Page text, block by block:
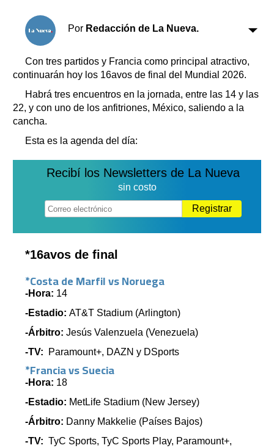
Por Redacción de La Nueva.
Con tres partidos y Francia como principal atractivo,
continuarán hoy los 16avos de final del Mundial 2026.
Habrá tres encuentros en la jornada, entre las 14 y las
22, y con uno de los anfitriones, México, saliendo a la
cancha.
Esta es la agenda del día:
Recibí los Newsletters de La Nueva
sin costo
Registrar
*16avos de final
*Costa de Marfil vs Noruega
-Hora: 14
-Estadio: AT&T Stadium (Arlington)
-Árbitro: Jesús Valenzuela (Venezuela)
-TV: Paramount+, DAZN y DSports
*Francia vs Suecia
-Hora: 18
-Estadio: MetLife Stadium (New Jersey)
-Árbitro: Danny Makkelie (Países Bajos)
-TV: TyC Sports, TyC Sports Play, Paramount+,